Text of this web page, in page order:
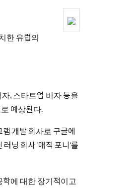
한 유럽의
, 스타트업 비자 등을
예상된다.
개발 회사로 구글에
닝 회사 ‘매직 포니’를
학에 대한 장기적이고